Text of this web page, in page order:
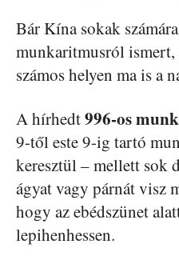
Bár Kína sokak
munkaritmusról ismert,
számos helyen ma is a
A hírhedt996-os
9-től este 9-ig tartó
keresztül – mellett sok
ágyat vagy párnát visz
hogy az ebédszünet
lepihenhessen.